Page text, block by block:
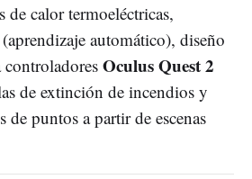
calor termoeléctricas,
automático), diseño
controladores Oculus Quest 2
de extinción de incendios y
de puntos a partir de escenas